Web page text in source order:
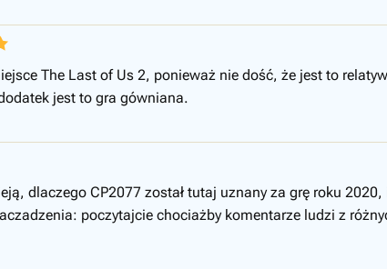
The Last of Us 2, ponieważ nie dość, że jest to
jest to gra gówniana.
dlaczego CP2077 został tutaj uznany za grę roku 2020,
poczytajcie chociażby komentarze ludzi z